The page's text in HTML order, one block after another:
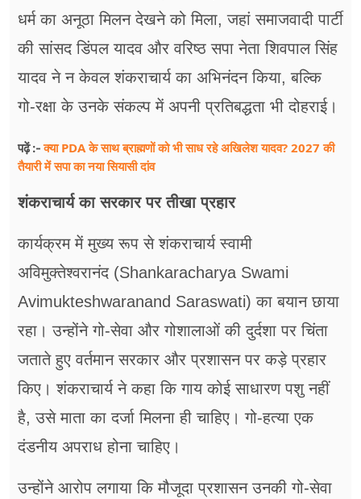
धर्म का अनूठा मिलन देखने को मिला, जहां समाजवादी पार्टी
की सांसद डिंपल यादव और वरिष्ठ सपा नेता शिवपाल सिंह
यादव ने न केवल शंकराचार्य का अभिनंदन किया, बल्कि
गो-रक्षा के उनके संकल्प में अपनी प्रतिबद्धता भी दोहराई।
पढ़ें :-क्या PDA के साथ ब्राह्मणों को भी साध रहे अखिलेश यादव? 2027 की
तैयारी में सपा का नया सियासी दांव
शंकराचार्य का सरकार पर तीखा प्रहार
कार्यक्रम में मुख्य रूप से शंकराचार्य स्वामी
अविमुक्तेश्वरानंद (Shankaracharya Swami
Avimukteshwaranand Saraswati) का बयान छाया
रहा। उन्होंने गो-सेवा और गोशालाओं की दुर्दशा पर चिंता
जताते हुए वर्तमान सरकार और प्रशासन पर कड़े प्रहार
किए। शंकराचार्य ने कहा कि गाय कोई साधारण पशु नहीं
है, उसे माता का दर्जा मिलना ही चाहिए। गो-हत्या एक
दंडनीय अपराध होना चाहिए।
उन्होंने आरोप लगाया कि मौजूदा प्रशासन उनकी गो-सेवा